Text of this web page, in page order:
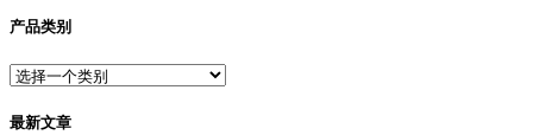
产品类别
最新文章